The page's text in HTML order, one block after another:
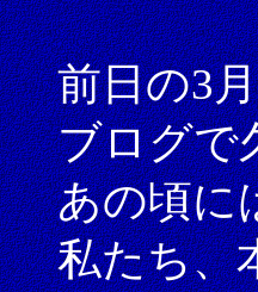
前日の3
ブログで
あの頃に
私たち、